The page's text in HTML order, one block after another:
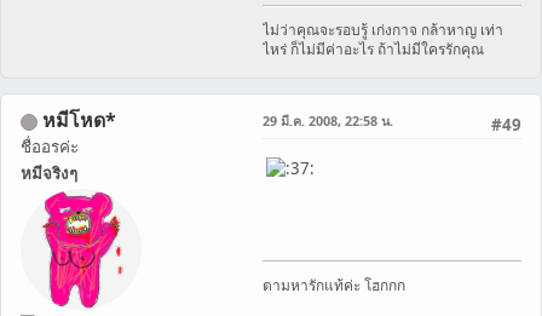
ไม่ว่าคุณจะรอบรู้ เก่งกาจ กล้าหาญ เท่า
ไหร่ ก็ไม่มีค่าอะไร ถ้าไม่มีใครรักคุณ
หมีโหด*
ชื่ออรค่ะ
หมีจริงๆ
#49
29 มี.ค. 2008, 22:58 น.
ตามหารักแท้ค่ะ โฮกกก